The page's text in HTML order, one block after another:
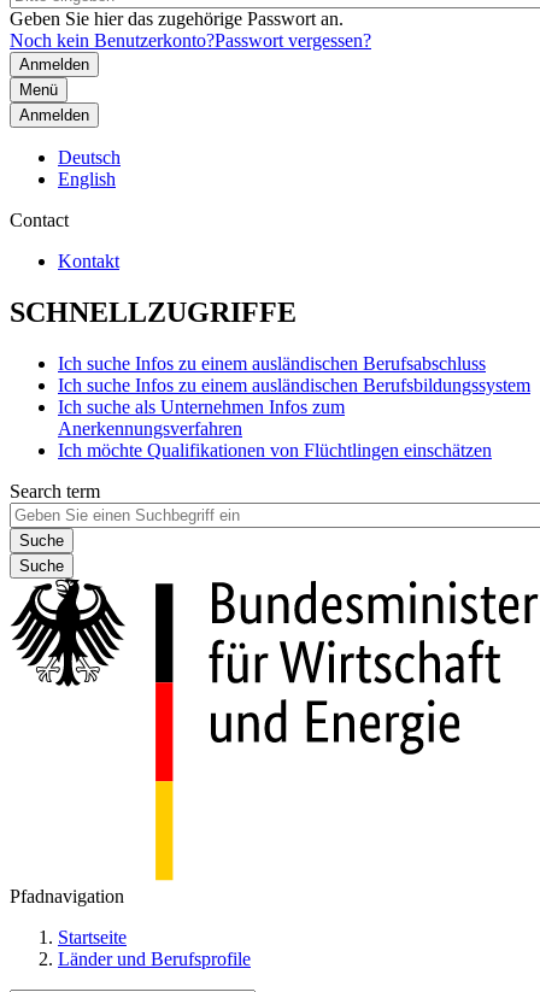
Geben Sie hier das zugehörige Passwort an.
Noch kein Benutzerkonto?Passwort vergessen?
Menü
Anmelden
Deutsch
English
Contact
Kontakt
SCHNELLZUGRIFFE
Ich suche Infos zu einem ausländischen Berufsabschluss
Ich suche Infos zu einem ausländischen Berufsbildungssystem
Ich suche als Unternehmen Infos zum
Anerkennungsverfahren
Ich möchte Qualifikationen von Flüchtlingen einschätzen
Search term
Suche
Pfadnavigation
Startseite
Länder und Berufsprofile